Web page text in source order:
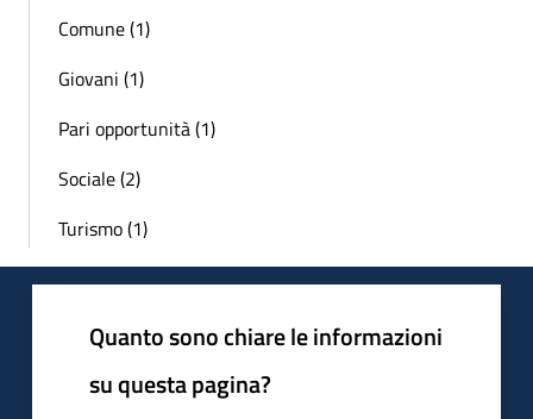
Comune (1)
Giovani (1)
Pari opportunità (1)
Sociale (2)
Turismo (1)
Quanto sono chiare le informazioni
su questa pagina?